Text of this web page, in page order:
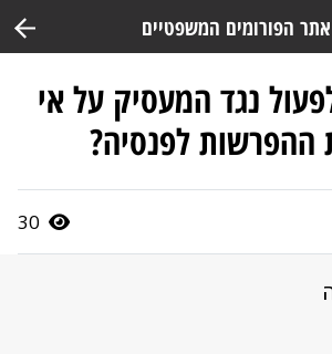
אתר הפורומים המשפטיים
נגד המעסיק על אי
ההפרשות לפנסיה?
30